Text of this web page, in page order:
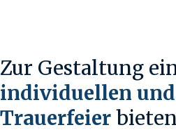
Zur Gestaltung
individuellen
Trauerfeier